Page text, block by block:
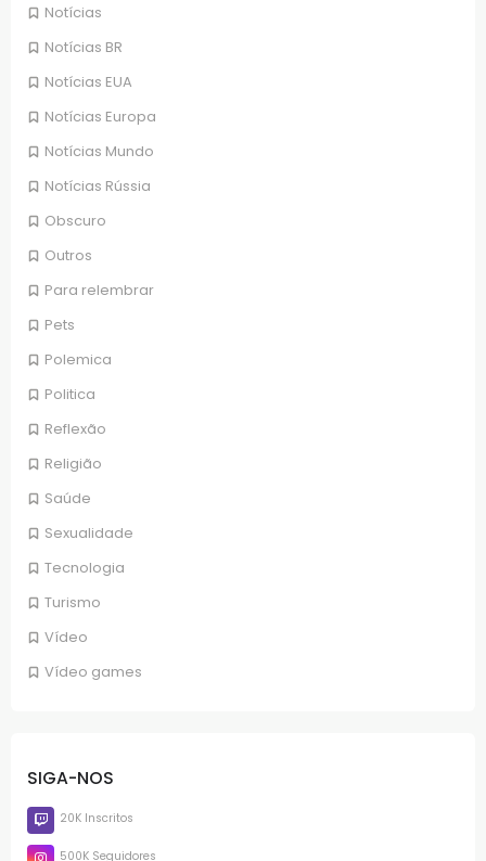
Notícias
Notícias BR
Notícias EUA
Notícias Europa
Notícias Mundo
Notícias Rússia
Obscuro
Outros
Para relembrar
Pets
Polemica
Politica
Reflexão
Religião
Saúde
Sexualidade
Tecnologia
Turismo
Vídeo
Vídeo games
SIGA-NOS
20K Inscritos
500K Seguidores